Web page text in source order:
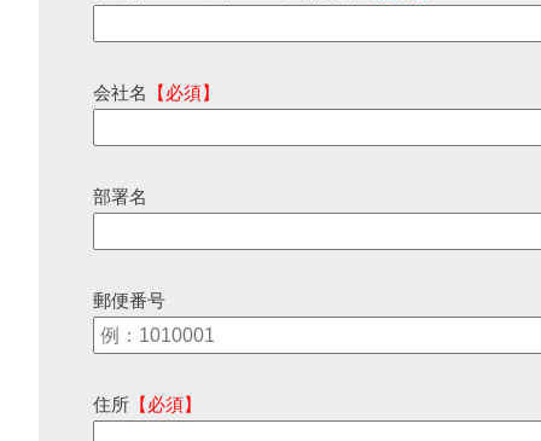
会社名 【必須】
部署名
郵便番号
住所 【必須】